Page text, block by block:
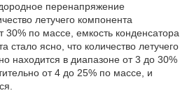
перенапряжение
летучего компонента
30% по массе, емкость конденсатора
стало ясно, что количество летучего
находится в диапазоне от 3 до 30%
от 4 до 25% по массе, и